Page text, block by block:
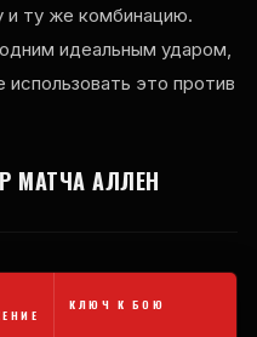
и ту же комбинацию.
идеальным ударом,
это против
МАТЧА АЛЛЕН
КЛЮЧ К БОЮ